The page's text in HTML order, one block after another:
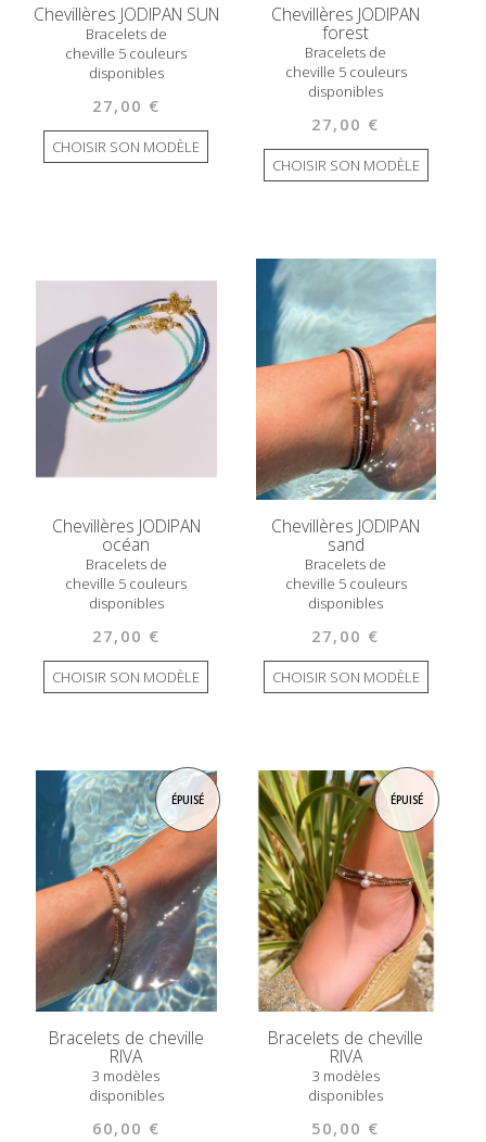
Chevillères JODIPAN SUN
Bracelets de
cheville 5 couleurs
disponibles
27,00 €
CHOISIR SON MODÈLE
Chevillères JODIPAN
forest
Bracelets de
cheville 5 couleurs
disponibles
27,00 €
CHOISIR SON MODÈLE
Chevillères JODIPAN
océan
Bracelets de
cheville 5 couleurs
disponibles
27,00 €
CHOISIR SON MODÈLE
Chevillères JODIPAN
sand
Bracelets de
cheville 5 couleurs
disponibles
27,00 €
CHOISIR SON MODÈLE
ÉPUISÉ
Bracelets de cheville
RIVA
3 modèles
disponibles
60,00 €
ÉPUISÉ
Bracelets de cheville
RIVA
3 modèles
disponibles
50,00 €